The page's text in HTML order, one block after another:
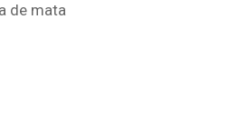
de mata